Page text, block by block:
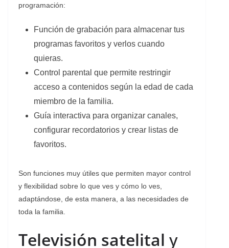
programación:
Función de grabación para almacenar tus
programas favoritos y verlos cuando
quieras.
Control parental que permite restringir
acceso a contenidos según la edad de cada
miembro de la familia.
Guía interactiva para organizar canales,
configurar recordatorios y crear listas de
favoritos.
Son funciones muy útiles que permiten mayor control
y flexibilidad sobre lo que ves y cómo lo ves,
adaptándose, de esta manera, a las necesidades de
toda la familia.
Televisión satelital y